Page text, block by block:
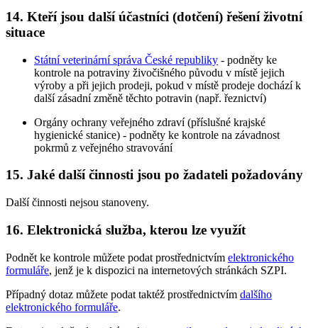
14. Kteří jsou další účastníci (dotčení) řešení životní
situace
Státní veterinární správa České republiky - podněty ke
kontrole na potraviny živočišného původu v místě jejich
výroby a při jejich prodeji, pokud v místě prodeje dochází k
další zásadní změně těchto potravin (např. řeznictví)
Orgány ochrany veřejného zdraví (příslušné krajské
hygienické stanice) - podněty ke kontrole na závadnost
pokrmů z veřejného stravování
15. Jaké další činnosti jsou po žadateli požadovány
Další činnosti nejsou stanoveny.
16. Elektronická služba, kterou lze využít
Podnět ke kontrole můžete podat prostřednictvím elektronického
formuláře, jenž je k dispozici na internetových stránkách SZPI.
Případný dotaz můžete podat taktéž prostřednictvím dalšího
elektronického formuláře.